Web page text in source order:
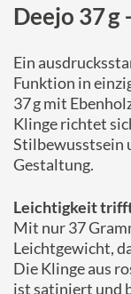
Deejo 37 g
Ein
Funktion in
37 g mit
Klinge richtet
Stilbewusstsein
Gestaltung.
Leichtigkeit
Mit nur 37
Leichtgewicht,
Die Klinge aus
ist satiniert und